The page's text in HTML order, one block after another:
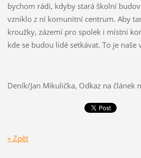
bychom rádi, kdyby stará školní
vzniklo z ní komunitní centrum. Aby
kroužky, zázemí pro spolek i místní
kde se budou lidé setkávat. To je naše
Deník/Jan Mikulička, Odkaz na článek
« Zpět